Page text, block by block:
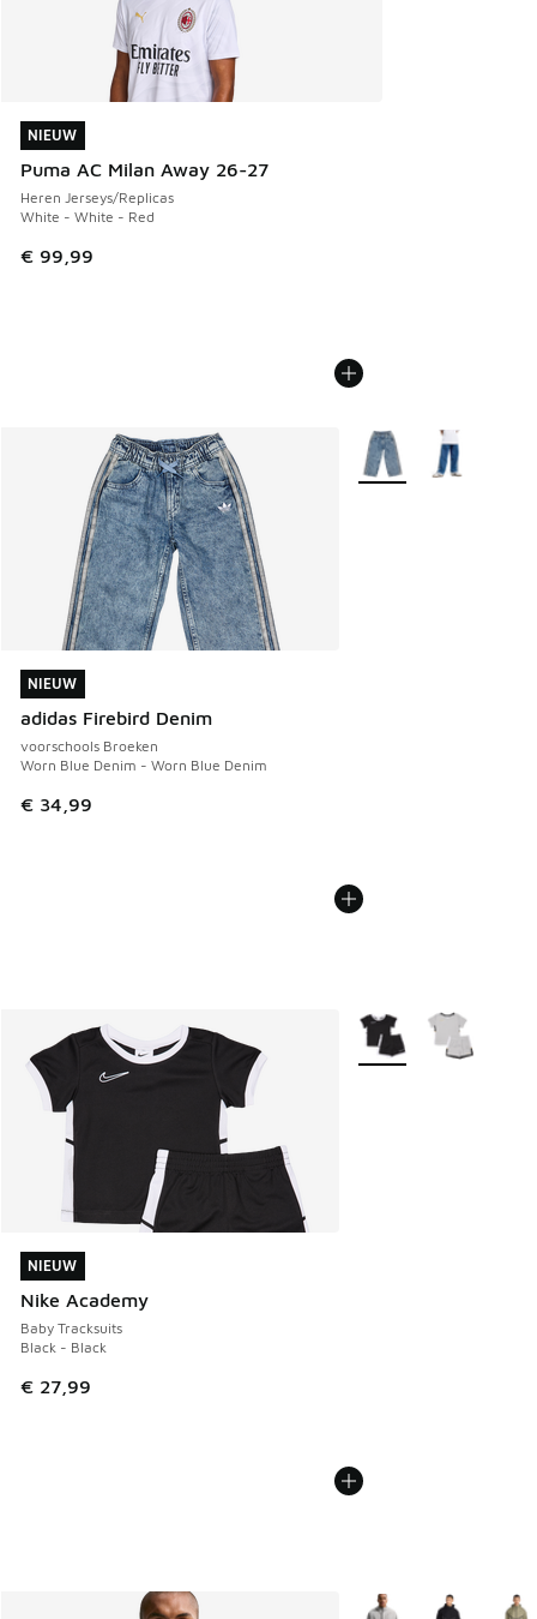
NIEUW
Puma AC Milan Away 26-27
Heren Jerseys/Replicas
White - White - Red
€ 99,99
NIEUW
NIEUW
adidas Firebird Denim
voorschools Broeken
Worn Blue Denim - Worn Blue Denim
€ 34,99
NIEUW
Meer kleuren
NIEUW
Nike Academy
Baby Tracksuits
Black - Black
€ 27,99
NIEUW
Meer kleuren
Meer kleuren